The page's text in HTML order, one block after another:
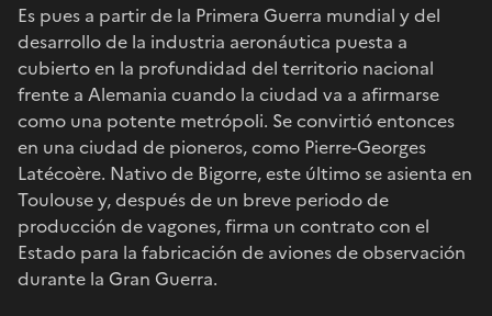
Es pues a partir de la Primera Guerra mundial y del
desarrollo de la industria aeronáutica puesta a
cubierto en la profundidad del territorio nacional
frente a Alemania cuando la ciudad va a afirmarse
como una potente metrópoli. Se convirtió entonces
en una ciudad de pioneros, como Pierre-Georges
Latécoère. Nativo de Bigorre, este último se asienta en
Toulouse y, después de un breve periodo de
producción de vagones, firma un contrato con el
Estado para la fabricación de aviones de observación
durante la Gran Guerra.